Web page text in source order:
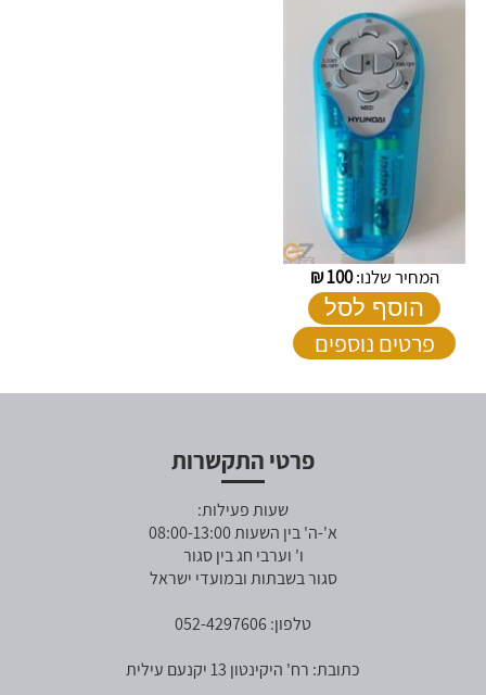
המחיר שלנו:100
₪
הוסף לסל
פרטים נוספים
פרטי התקשרות
שעות פעילות:
א'-ה' בין השעות 08:00-13:00
ו' וערבי חג בין סגור
סגור בשבתות ובמועדי ישראל
טלפון: 052-4297606
כתובת: רח' היקינטון 13 יקנעם עילית